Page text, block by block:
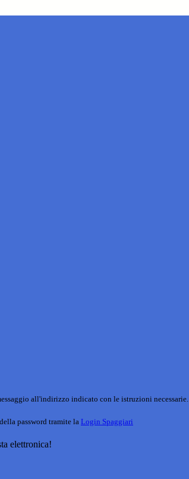
all'indirizzo indicato con le istruzioni necessarie.
password tramite la Login Spaggiari
elettronica!